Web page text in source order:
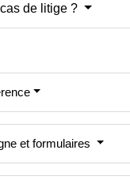
de litige ?
et formulaires